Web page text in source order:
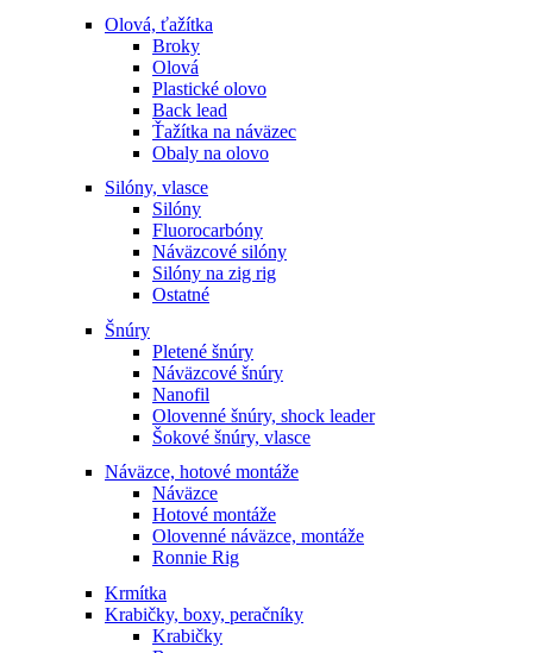
Olová, ťažítka
Broky
Olová
Plastické olovo
Back lead
Ťažítka na náväzec
Obaly na olovo
Silóny, vlasce
Silóny
Fluorocarbóny
Náväzcové silóny
Silóny na zig rig
Ostatné
Šnúry
Pletené šnúry
Náväzcové šnúry
Nanofil
Olovenné šnúry, shock leader
Šokové šnúry, vlasce
Náväzce, hotové montáže
Náväzce
Hotové montáže
Olovenné náväzce, montáže
Ronnie Rig
Krmítka
Krabičky, boxy, peračníky
Krabičky